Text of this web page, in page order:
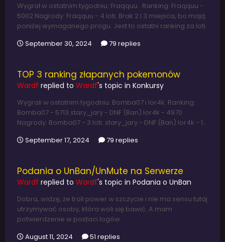
Wygrał w ostatnim tygodniu: Fraqquu . Ranking: Fraqquu -
5002 Nagrody: Fraqquu - 4 loti. Brak 2 i 3 miejsca, bo mają
poniżej wymaganego progu. Jest to ostatni ranking za loti.
September 30, 2024
79 replies
TOP 3 ranking złapanych pokemonów
Wardf replied to Wardf's topic in Konkursy
Wygrali w ostatnim tygodniu: Bomba07 i lor4k. Ranking:
Bomba07 - 5713 stary_jary - DNF (Ban) lor4k - 4970
Nagrody: Bomba07 - 3 loti. stary_jary - DNF (Ban) lor4k - 1...
September 17, 2024
79 replies
Podania o UnBan/UnMute na Serwerze
Wardf replied to Wardf's topic in Podania o UnBan
Dobra, widzę, że troll power w szczycie i nie ma sensu tutaj
utrzymywać osoby, która woli się bawić. A mam
potwierdzenie w postaci logów.
August 11, 2024
51 replies